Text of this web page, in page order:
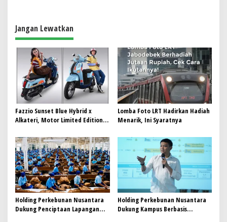
a
s
i
p
s
Jangan Lewatkan
Fazzio Sunset Blue Hybrid x
Alkateri, Motor Limited Edition
Future Lo
Lomba Foto LRT Hadirkan Hadiah
Menarik, Ini Syaratnya
Holding Perkebunan Nusantara
Dukung Penciptaan Lapangan
Holding Perkebunan Nusantara
Dukung Kampus Berbasis